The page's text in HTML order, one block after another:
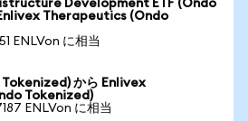
Development ETF (Ondo
Therapeutics (Ondo
ENLVon に相当
から Enlivex
Tokenized)
ENLVon に相当